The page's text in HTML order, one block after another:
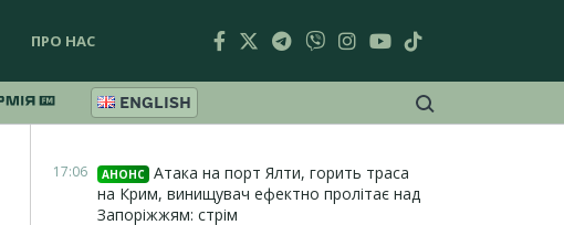
ПРО НАС
ENGLISH
17:06 АНОНС Атака на порт Ялти, горить траса
на Крим, винищувач ефектно пролітає над
Запоріжжям: стрім